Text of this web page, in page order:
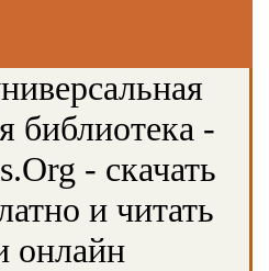
библиотека -
- скачать
и читать
онлайн